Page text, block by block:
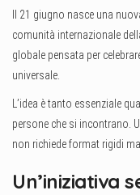
Il 21 giugno nasce una
comunità internazionale
globale pensata per
universale.
L’idea è tanto essenziale
persone che si incontrano.
non richiede format rigidi
Un’iniziativa